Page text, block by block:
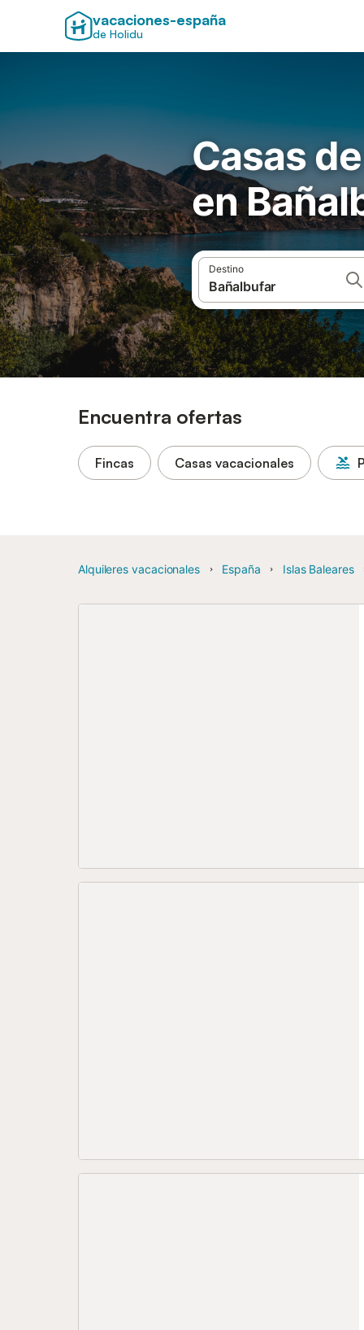
vacaciones-españa
de Holidu
Casas
en
Destino
Encuentra ofertas
Fincas Casas vacacionales
Alquileres vacacionales España Islas Baleares